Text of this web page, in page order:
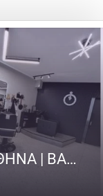
BARBER SHOP ΣΕΠΟΛΙΑ ΑΘΗΝΑ | BARBER SENPAI